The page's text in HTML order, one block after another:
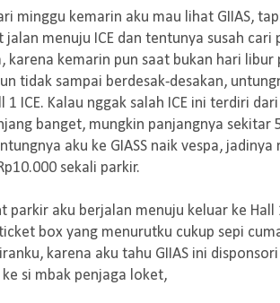
minggu kemarin aku mau lihat GIIAS,
jalan menuju ICE dan tentunya susah cari
karena kemarin pun saat bukan hari libur
tidak sampai berdesak-desakan,
1 ICE. Kalau nggak salah ICE ini terdiri
banget, mungkin panjangnya sekitar
aku ke GIASS naik vespa,
sekali parkir.
parkir aku berjalan menuju keluar ke
box yang menurutku cukup sepi
karena aku tahu GIIAS ini
si mbak penjaga loket,